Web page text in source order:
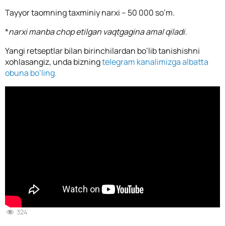
Tayyor taomning taxminiy narxi – 50 000 so’m.
*narxi manba chop etilgan vaqtgagina amal qiladi.
Yangi retseptlar bilan birinchilardan bo’lib tanishishni
xohlasangiz, unda bizningtelegram kanalimizga albatta
obuna bo’ling.
324